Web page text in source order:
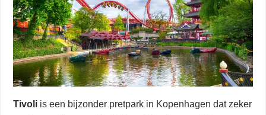
Tivoli is een bijzonder pretpark in Kopenhagen dat zeker